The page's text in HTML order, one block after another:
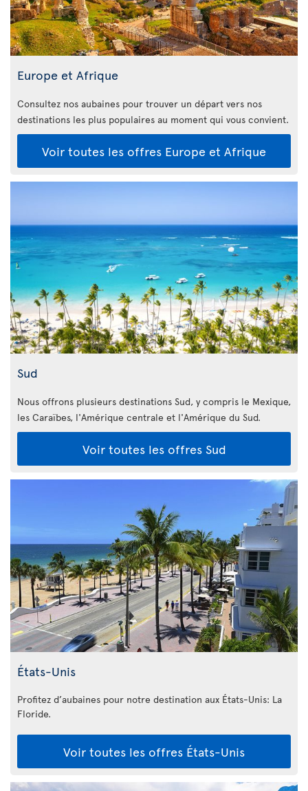
Europe et Afrique
Consultez nos aubaines pour trouver un départ vers nos
destinations les plus populaires au moment qui vous convient.
Voir toutes les offres Europe et Afrique
Sud
Nous offrons plusieurs destinations Sud, y compris le Mexique,
les Caraïbes, l'Amérique centrale et l'Amérique du Sud.
Voir toutes les offres Sud
États-Unis
Profitez d’aubaines pour notre destination aux États-Unis: La
Floride.
Voir toutes les offres États-Unis